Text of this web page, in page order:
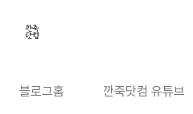
블로그홈 깐죽닷컴 유튜브